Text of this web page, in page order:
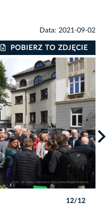
Data: 2021-09-02
POBIERZ TO ZDJĘCIE
12/12